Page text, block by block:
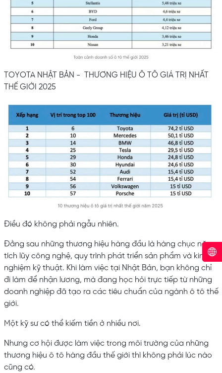
TOYOTA NHẬT BẢN - THƯƠNG HIỆU Ô TÔ GIÁ TRỊ NHẤT
THẾ GIỚI 2025
Điều đó không phải ngẫu nhiên.
Đằng sau những thương hiệu hàng đầu là hàng chục năm
tích lũy công nghệ, quy trình phát triển sản phẩm và kinh
nghiệm kỹ thuật. Khi làm việc tại Nhật Bản, bạn không chỉ
đi làm để nhận lương, mà đang học hỏi trực tiếp từ những
doanh nghiệp đã tạo ra các tiêu chuẩn của ngành ô tô thế
giới.
Một kỹ sư có thể kiếm tiền ở nhiều nơi.
Nhưng cơ hội được làm việc trong môi trường của những
thương hiệu ô tô hàng đầu thế giới thì không phải lúc nào
cũng có.